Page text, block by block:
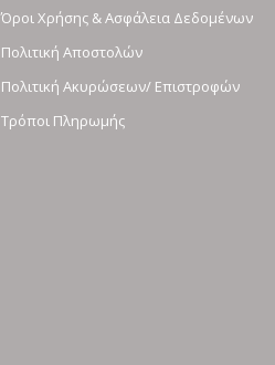
Όροι Χρήσης & Ασφάλεια Δεδομένων
Πολιτική Αποστολών
Πολιτική Ακυρώσεων/ Επιστροφών
Τρόποι Πληρωμής